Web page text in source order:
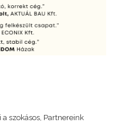
szokásos, Partnereink